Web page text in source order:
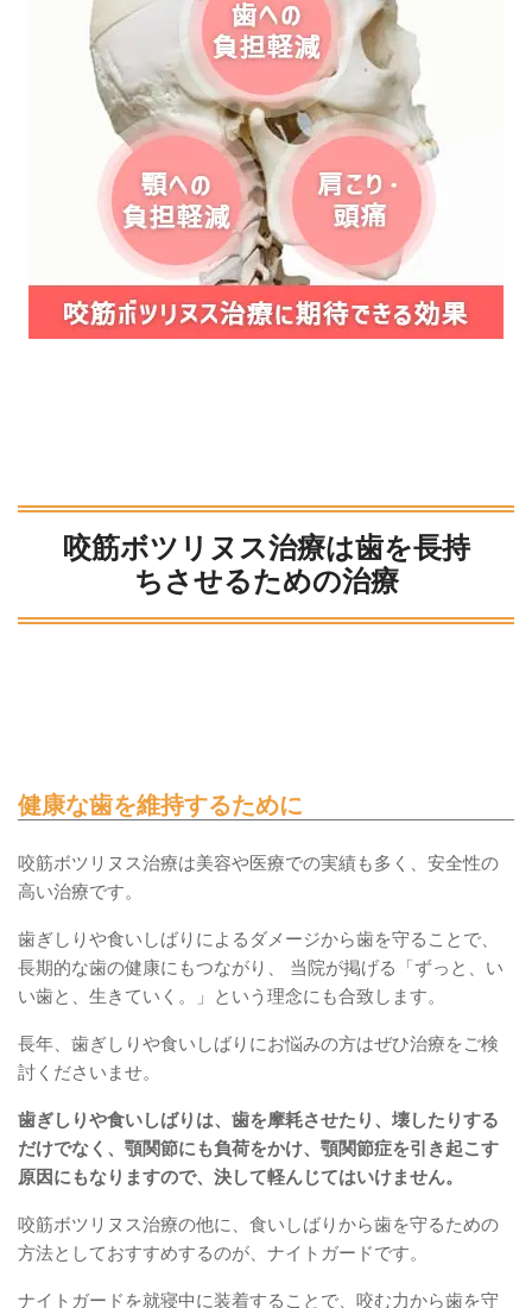
咬筋ボツリヌス治療は歯を長持
ちさせるための治療
健康な歯を維持するために
咬筋ボツリヌス治療は美容や医療での実績も多く、安全性の
高い治療です。
歯ぎしりや食いしばりによるダメージから歯を守ることで、
長期的な歯の健康にもつながり、 当院が掲げる「ずっと、い
い歯と、生きていく。」という理念にも合致します。
長年、歯ぎしりや食いしばりにお悩みの方はぜひ治療をご検
討くださいませ。
歯ぎしりや食いしばりは、歯を摩耗させたり、壊したりする
だけでなく、顎関節にも負荷をかけ、顎関節症を引き起こす
原因にもなりますので、決して軽んじてはいけません。
咬筋ボツリヌス治療の他に、食いしばりから歯を守るための
方法としておすすめするのが、ナイトガードです。
ナイトガードを就寝中に装着することで、咬む力から歯を守